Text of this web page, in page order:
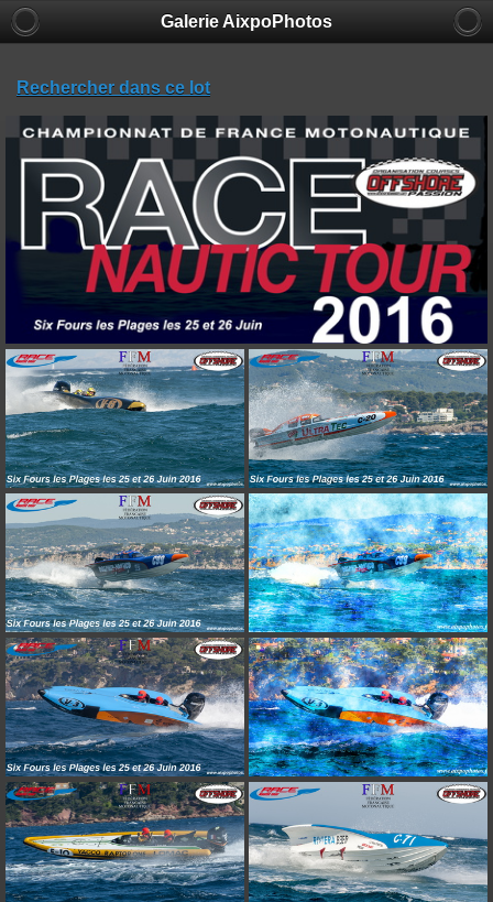
Galerie AixpoPhotos
Rechercher dans ce lot